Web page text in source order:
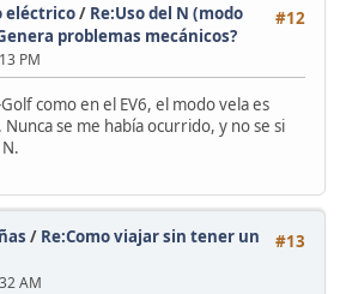
#12
eléctrico/ Re:Uso del N (modo
problemas mecánicos?
PM
como en el EV6, el modo vela es
se me había ocurrido, y no se si
#13
/ Re:Como viajar sin tener un
AM